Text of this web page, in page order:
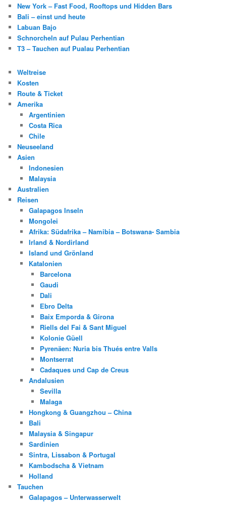
New York – Fast Food, Rooftops und Hidden Bars
Bali – einst und heute
Labuan Bajo
Schnorcheln auf Pulau Perhentian
T3 – Tauchen auf Pualau Perhentian
Weltreise
Kosten
Route & Ticket
Amerika
Argentinien
Costa Rica
Chile
Neuseeland
Asien
Indonesien
Malaysia
Australien
Reisen
Galapagos Inseln
Mongolei
Afrika: Südafrika – Namibia – Botswana- Sambia
Irland & Nordirland
Island und Grönland
Katalonien
Barcelona
Gaudi
Dali
Ebro Delta
Baix Emporda & Girona
Riells del Fai & Sant Miguel
Kolonie Güell
Pyrenäen: Nuria bis Thués entre Valls
Montserrat
Cadaques und Cap de Creus
Andalusien
Sevilla
Malaga
Hongkong & Guangzhou – China
Bali
Malaysia & Singapur
Sardinien
Sintra, Lissabon & Portugal
Kambodscha & Vietnam
Holland
Tauchen
Galapagos – Unterwasserwelt